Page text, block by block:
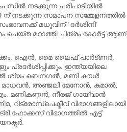
നടക്കുന്ന പരിപാടിയില്‍
ന് നടക്കുന്ന സമാപന സമ്മേളനത്തില്‍
മധുവിന് ‘ദര്‍ശിനി’
ചെയ്ത മറാത്തി ചിത്രം കോര്‍ട്ട് ആണ്
ഐന്‍, മൈ ലൈഫ് പാര്‍ട്ണര്‍,
ഇന്ത്യയിലെ
ശ്യം ബെനഗല്‍, മണി കൗള്‍.
അഞ്ജലി മേനോന്‍, കമാല്‍,
മണികണ്ഠന്‍, നീരജ് ഗായ്‌വാന്‍
വിഭാഗങ്ങളിലായി
ഫോക്കസ് വിഭാഗത്തില്‍ എട്ട്